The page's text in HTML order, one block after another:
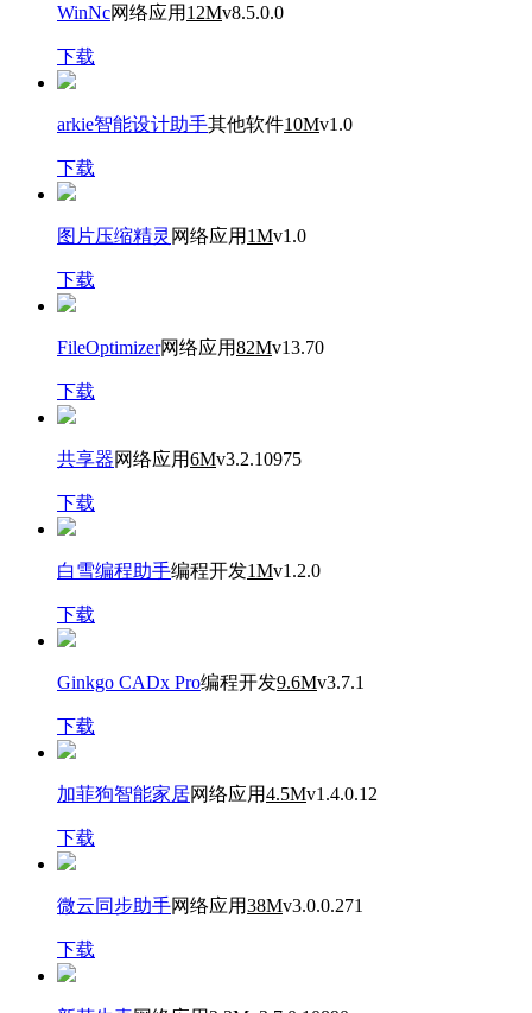
WinNc网络应用 12Mv8.5.0.0
下载
arkie智能设计助手其他软件10Mv1.0
下载
图片压缩精灵 网络应用 1Mv1.0
下载
FileOptimizer网络应用82Mv13.70
下载
共享器网络应用6Mv3.2.10975
下载
白雪编程助手编程开发1Mv1.2.0
下载
Ginkgo CADx Pro编程开发9.6Mv3.7.1
下载
加菲狗智能家居网络应用4.5Mv1.4.0.12
下载
微云同步助手网络应用38Mv3.0.0.271
下载